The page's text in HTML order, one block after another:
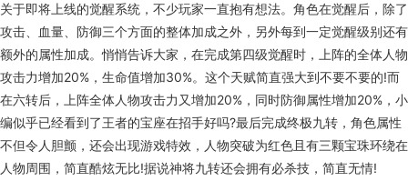
关于即将上线的觉醒系统，不少玩家一直抱有想法。角色在觉醒后，除了
攻击、血量、防御三个方面的整体加成之外，另外每到一定觉醒级别还有
额外的属性加成。悄悄告诉大家，在完成第四级觉醒时，上阵的全体人物
攻击力增加20%，生命值增加30%。这个天赋简直强大到不要不要的!而
在六转后，上阵全体人物攻击力又增加20%，同时防御属性增加20%，小
编似乎已经看到了王者的宝座在招手好吗?最后完成终极九转，角色属性
不但令人胆颤，还会出现游戏特效，人物突破为红色且有三颗宝珠环绕在
人物周围，简直酷炫无比!据说神将九转还会拥有必杀技，简直无情!